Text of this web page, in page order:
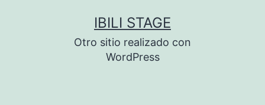
IBILI STAGE
Otro sitio realizado con
WordPress